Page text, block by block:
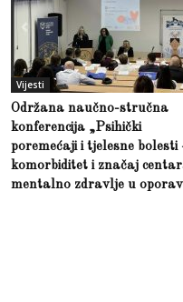
Vijesti
Održana naučno-stručna
konferencija „Psihički
poremećaji i tjelesne bolesti
komorbiditet i značaj
mentalno zdravlje u